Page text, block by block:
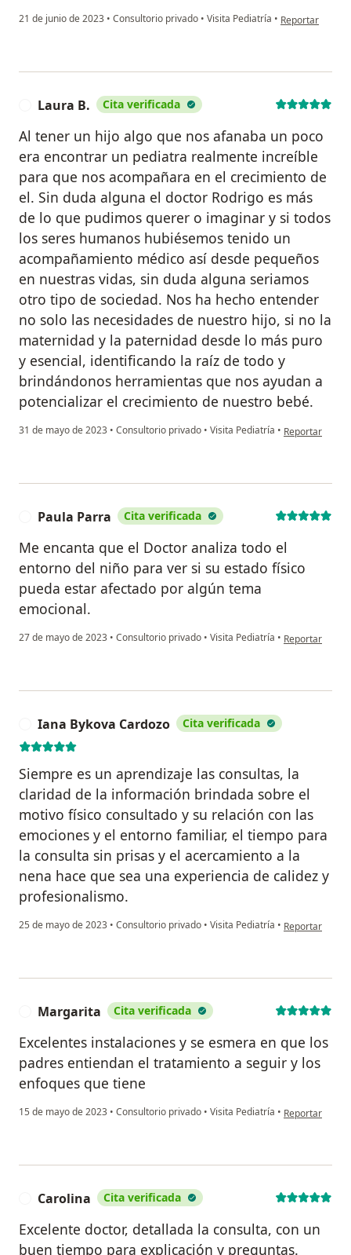
21 de junio de 2023 • Consultorio privado • Visita Pediatría • en opinión del
Reportar
Laura B. Cita verificada
Al tener un hijo algo que nos afanaba un poco
era encontrar un pediatra realmente increíble
para que nos acompañara en el crecimiento de
el. Sin duda alguna el doctor Rodrigo es más
de lo que pudimos querer o imaginar y si todos
los seres humanos hubiésemos tenido un
acompañamiento médico así desde pequeños
en nuestras vidas, sin duda alguna seriamos
otro tipo de sociedad. Nos ha hecho entender
no solo las necesidades de nuestro hijo, si no la
maternidad y la paternidad desde lo más puro
y esencial, identificando la raíz de todo y
brindándonos herramientas que nos ayudan a
potencializar el crecimiento de nuestro bebé.
31 de mayo de 2023 • Consultorio privado • Visita Pediatría • en opinión del
Reportar
Paula Parra Cita verificada
Me encanta que el Doctor analiza todo el
entorno del niño para ver si su estado físico
pueda estar afectado por algún tema
emocional.
27 de mayo de 2023 • Consultorio privado • Visita Pediatría • en opinión del
Reportar
Iana Bykova Cardozo Cita verificada
Siempre es un aprendizaje las consultas, la
claridad de la información brindada sobre el
motivo físico consultado y su relación con las
emociones y el entorno familiar, el tiempo para
la consulta sin prisas y el acercamiento a la
nena hace que sea una experiencia de calidez y
profesionalismo.
25 de mayo de 2023 • Consultorio privado • Visita Pediatría • en opinión del
Reportar
Margarita Cita verificada
Excelentes instalaciones y se esmera en que los
padres entiendan el tratamiento a seguir y los
enfoques que tiene
15 de mayo de 2023 • Consultorio privado • Visita Pediatría • en opinión del
Reportar
Carolina Cita verificada
Excelente doctor, detallada la consulta, con un
buen tiempo para explicación y preguntas.